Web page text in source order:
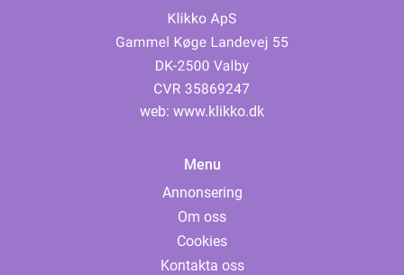
web: www.klikko.dk
Menu
Annonsering
Om oss
Cookies
Kontakta oss